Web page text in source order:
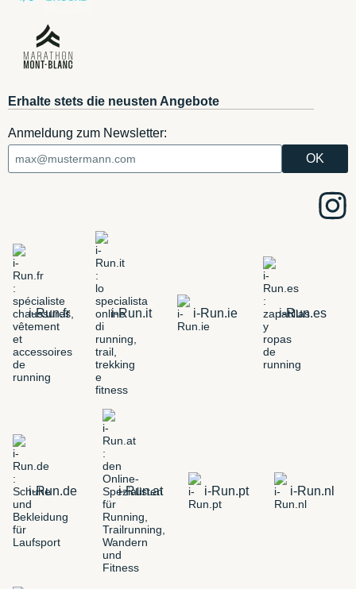
Erhalte stets die neusten Angebote
Anmeldung zum Newsletter:
i-Run.fr i-Run.it i-Run.ie i-Run.es
i-Run.de i-Run.at i-Run.pt i-Run.nl